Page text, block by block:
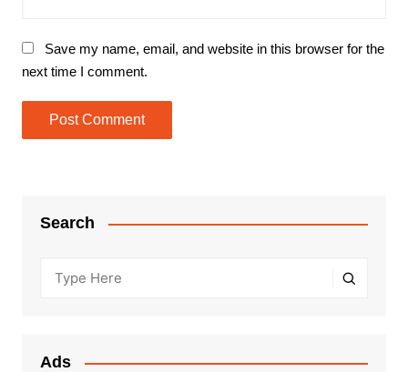
Save my name, email, and website in this browser for the
next time I comment.
Search
Ads